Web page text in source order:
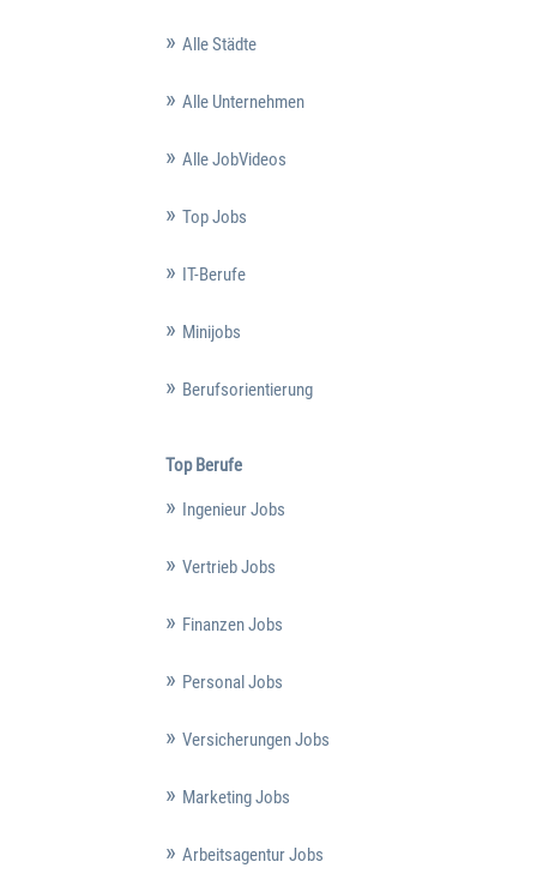
Alle Städte
Alle Unternehmen
Alle JobVideos
Top Jobs
IT-Berufe
Minijobs
Berufsorientierung
Top Berufe
Ingenieur Jobs
Vertrieb Jobs
Finanzen Jobs
Personal Jobs
Versicherungen Jobs
Marketing Jobs
Arbeitsagentur Jobs